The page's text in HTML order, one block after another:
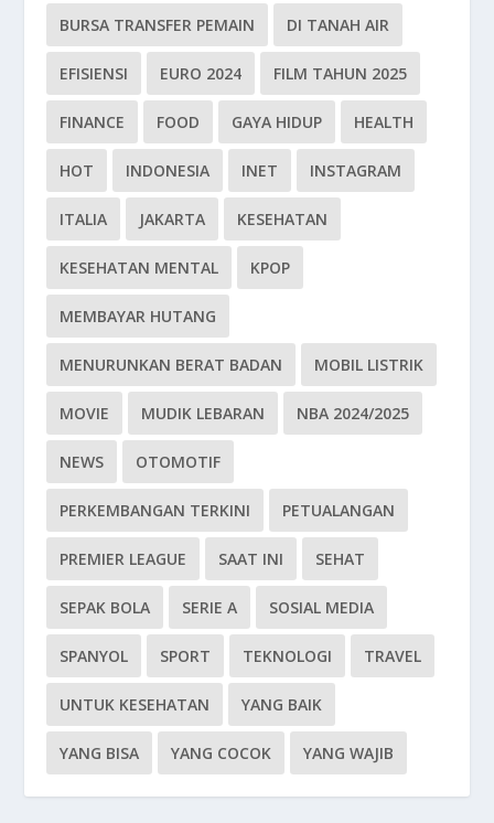
BURSA TRANSFER PEMAIN DI TANAH AIR
EFISIENSI EURO 2024 FILM TAHUN 2025
FINANCE FOOD GAYA HIDUP HEALTH
HOT INDONESIA INET INSTAGRAM
ITALIA JAKARTA KESEHATAN
KESEHATAN MENTAL KPOP
MEMBAYAR HUTANG
MENURUNKAN BERAT BADAN MOBIL LISTRIK
MOVIE MUDIK LEBARAN NBA 2024/2025
NEWS OTOMOTIF
PERKEMBANGAN TERKINI PETUALANGAN
PREMIER LEAGUE SAAT INI SEHAT
SEPAK BOLA SERIE A SOSIAL MEDIA
SPANYOL SPORT TEKNOLOGI TRAVEL
UNTUK KESEHATAN YANG BAIK
YANG BISA YANG COCOK YANG WAJIB